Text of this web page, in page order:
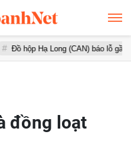
Long (CAN) báo lỗ gần 16 tỷ
đồng loạt